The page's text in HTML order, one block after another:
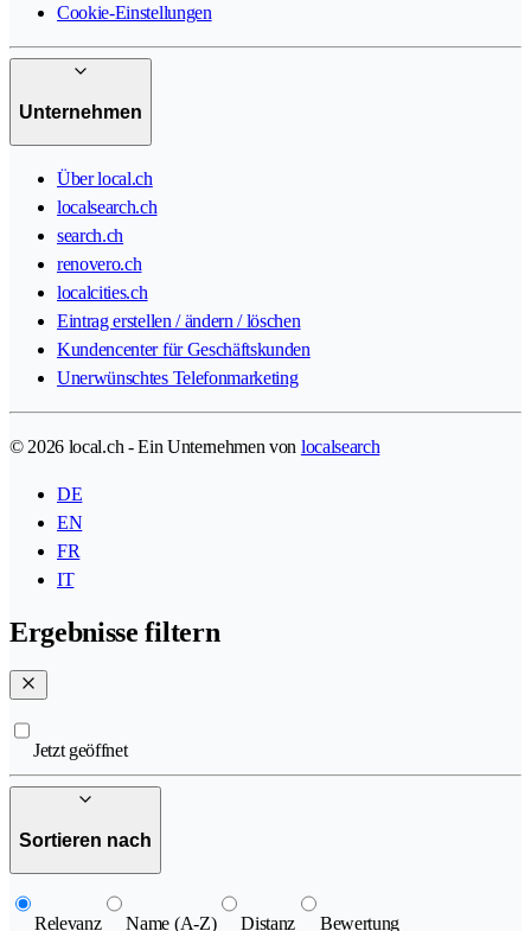
Cookie-Einstellungen
Unternehmen
Über local.ch
localsearch.ch
search.ch
renovero.ch
localcities.ch
Eintrag erstellen / ändern / löschen
Kundencenter für Geschäftskunden
Unerwünschtes Telefonmarketing
© 2026 local.ch - Ein Unternehmen von localsearch
DE
EN
FR
IT
Ergebnisse filtern
Jetzt geöffnet
Sortieren nach
Relevanz Name (A-Z) Distanz Bewertung